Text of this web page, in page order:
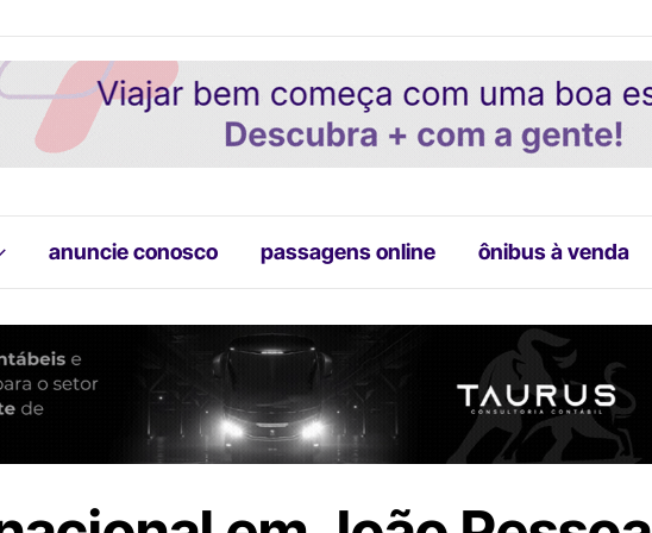
anuncie conosco passagens online ônibus à venda